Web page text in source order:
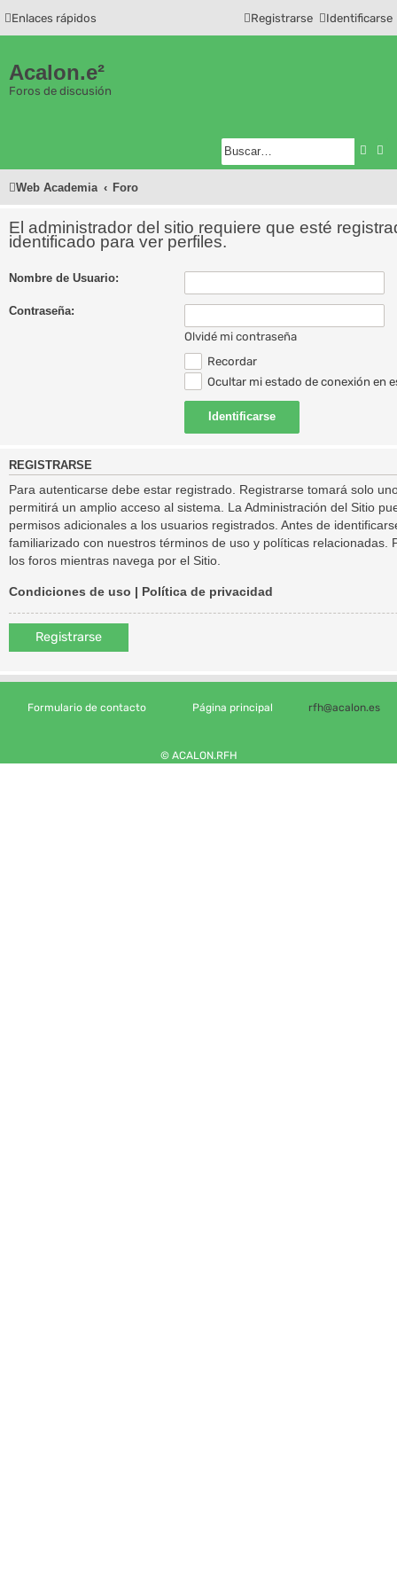
Enlaces rápidos Identificarse
Registrarse
Acalon.e²
Foros de discusión
Web Academia Foro
El administrador del sitio requiere que esté
identificado para ver perfiles.
Nombre de Usuario:
Contraseña:
Olvidé mi contraseña
Recordar
Ocultar mi estado de conexión en
REGISTRARSE
Para autenticarse debe estar registrado. Registrarse tomará solo
permitirá un amplio acceso al sistema. La Administración del Sitio
permisos adicionales a los usuarios registrados. Antes de
familiarizado con nuestros términos de uso y políticas relacionadas.
los foros mientras navega por el Sitio.
Condiciones de uso | Política de privacidad
Registrarse
Formulario de contacto Página principal rfh@acalon.es
© ACALON.RFH